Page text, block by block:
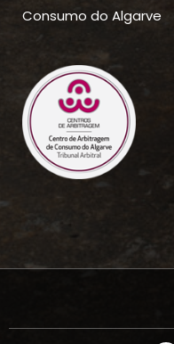
Consumo do Algarve